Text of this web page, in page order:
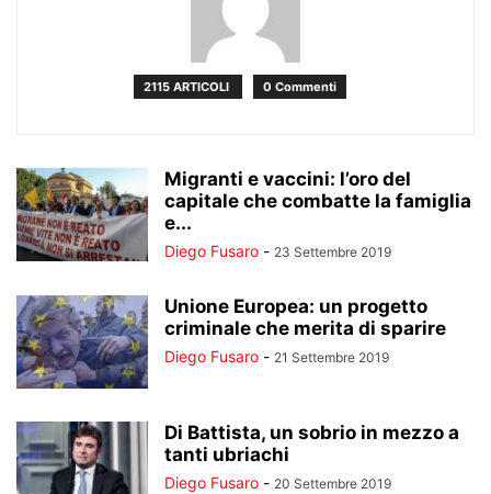
2115 ARTICOLI 0 Commenti
Migranti e vaccini: l’oro del
capitale che combatte la famiglia
e...
Diego Fusaro - 23 Settembre 2019
Unione Europea: un progetto
criminale che merita di sparire
Diego Fusaro - 21 Settembre 2019
Di Battista, un sobrio in mezzo a
tanti ubriachi
Diego Fusaro - 20 Settembre 2019